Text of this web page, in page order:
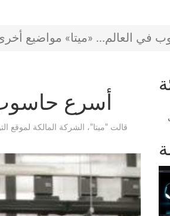
في العالم… «ميتا» مواضيع
أسرع
قالت "ميتا"، الشركة المالكة لموقع